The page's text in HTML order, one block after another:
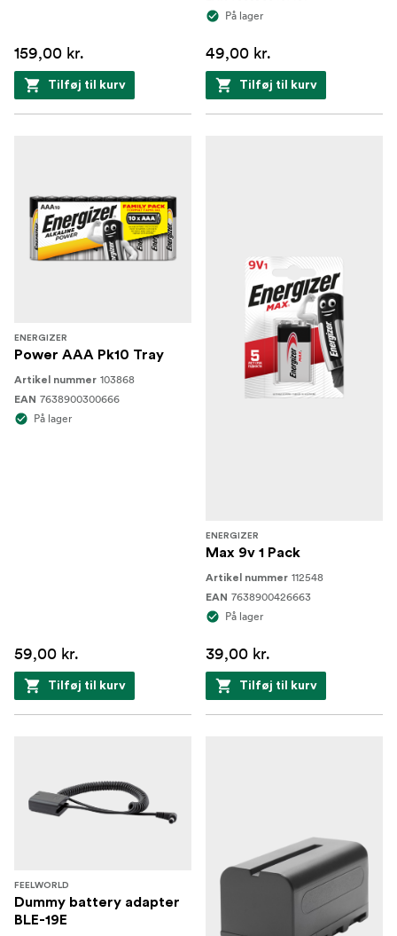
159,00 kr.
Tilføj til kurv
På lager
49,00 kr.
Tilføj til kurv
ENERGIZER
Power AAA Pk10 Tray
Artikel nummer 103868
EAN 7638900300666
På lager
59,00 kr.
Tilføj til kurv
ENERGIZER
Max 9v 1 Pack
Artikel nummer 112548
EAN 7638900426663
På lager
39,00 kr.
Tilføj til kurv
FEELWORLD
Dummy battery adapter
BLE-19E